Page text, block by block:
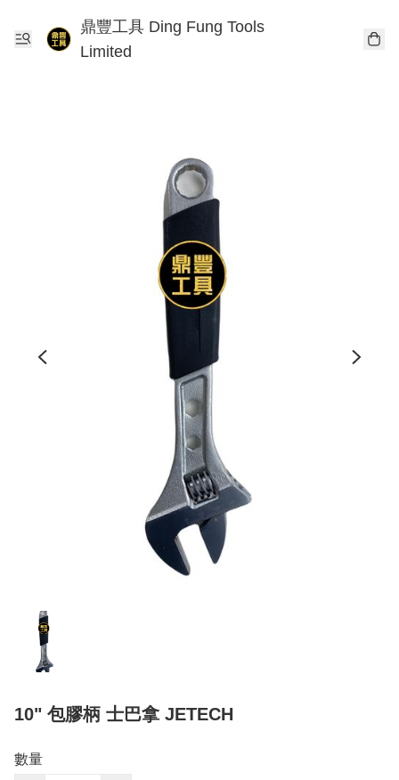
鼎豐工具 Ding Fung Tools
Limited
10" 包膠柄 士巴拿 JETECH
數量